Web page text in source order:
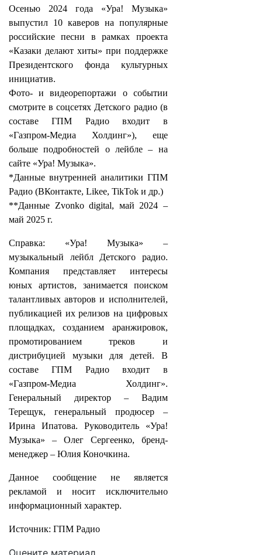
Осенью 2024 года «Ура! Музыка»
выпустил 10 каверов на популярные
российские песни в рамках проекта
«Казаки делают хиты» при поддержке
Президентского фонда культурных
инициатив.
Фото- и видеорепортажи о событии
смотрите в соцсетях Детского радио (в
составе ГПМ Радио входит в
«Газпром-Медиа Холдинг»), еще
больше подробностей о лейбле – на
сайте «Ура! Музыка».
*Данные внутренней аналитики ГПМ
Радио (ВКонтакте, Likee, TikTok и др.)
**Данные Zvonko digital, май 2024 –
май 2025 г.
Справка: «Ура! Музыка» –
музыкальный лейбл Детского радио.
Компания представляет интересы
юных артистов, занимается поиском
талантливых авторов и исполнителей,
публикацией их релизов на цифровых
площадках, созданием аранжировок,
промотированием треков и
дистрибуцией музыки для детей. В
составе ГПМ Радио входит в
«Газпром-Медиа Холдинг».
Генеральный директор – Вадим
Терещук, генеральный продюсер –
Ирина Ипатова. Руководитель «Ура!
Музыка» – Олег Сергеенко, бренд-
менеджер – Юлия Коночкина.
Данное сообщение не является
рекламой и носит исключительно
информационный характер.
Источник: ГПМ Радио
Оцените материал